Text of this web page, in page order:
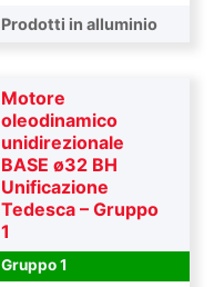
Prodotti in alluminio
Motore
oleodinamico
unidirezionale
BASE ø32 BH
Unificazione
Tedesca – Gruppo
1
Gruppo 1